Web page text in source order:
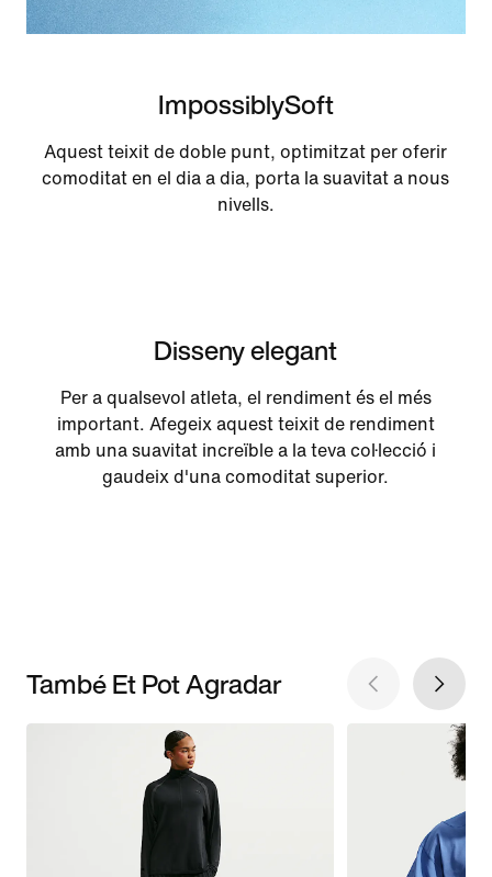
ImpossiblySoft
Aquest teixit de doble punt, optimitzat per oferir
comoditat en el dia a dia, porta la suavitat a nous
nivells.
Disseny elegant
Per a qualsevol atleta, el rendiment és el més
important. Afegeix aquest teixit de rendiment
amb una suavitat increïble a la teva col·lecció i
gaudeix d'una comoditat superior.
També Et Pot Agradar